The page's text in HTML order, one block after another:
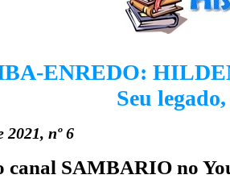
ENREDO:
Seu
2021, nº 6
canal SAMBARIO no